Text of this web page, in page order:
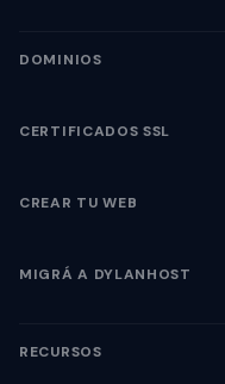
DOMINIOS
CERTIFICADOS SSL
CREAR TU WEB
MIGRÁ A DYLANHOST
RECURSOS